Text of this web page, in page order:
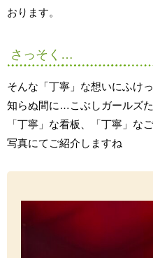
おります。
さっそく…
そんな「丁寧」な想いにふけ
知らぬ間に…こぶしガールズ
「丁寧」な看板、「丁寧」な
写真にてご紹介しますね